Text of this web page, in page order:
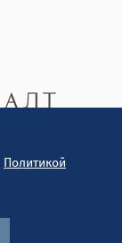
Политикой